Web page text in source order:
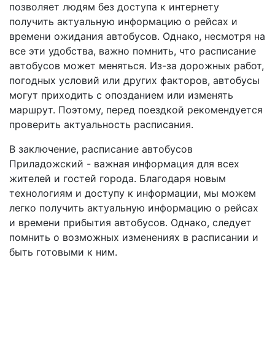
позволяет людям без доступа к интернету
получить актуальную информацию о рейсах и
времени ожидания автобусов. Однако, несмотря на
все эти удобства, важно помнить, что расписание
автобусов может меняться. Из-за дорожных работ,
погодных условий или других факторов, автобусы
могут приходить с опозданием или изменять
маршрут. Поэтому, перед поездкой рекомендуется
проверить актуальность расписания.
В заключение, расписание автобусов
Приладожский - важная информация для всех
жителей и гостей города. Благодаря новым
технологиям и доступу к информации, мы можем
легко получить актуальную информацию о рейсах
и времени прибытия автобусов. Однако, следует
помнить о возможных изменениях в расписании и
быть готовыми к ним.